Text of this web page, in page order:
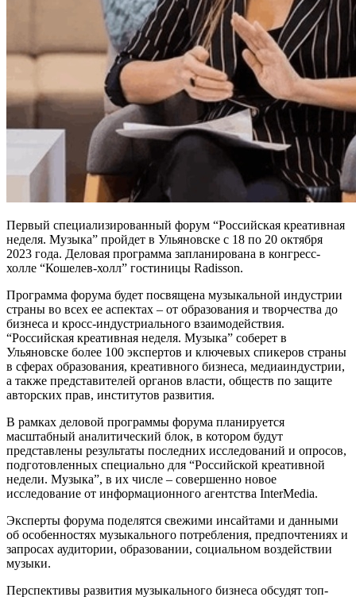
Первый специализированный форум “Российская креативная
неделя. Музыка” пройдет в Ульяновске с 18 по 20 октября
2023 года. Деловая программа запланирована в конгресс-
холле “Кошелев-холл” гостиницы Radisson.
Программа форума будет посвящена музыкальной индустрии
страны во всех ее аспектах – от образования и творчества до
бизнеса и кросс-индустриального взаимодействия.
“Российская креативная неделя. Музыка” соберет в
Ульяновске более 100 экспертов и ключевых спикеров страны
в сферах образования, креативного бизнеса, медиаиндустрии,
а также представителей органов власти, обществ по защите
авторских прав, институтов развития.
В рамках деловой программы форума планируется
масштабный аналитический блок, в котором будут
представлены результаты последних исследований и опросов,
подготовленных специально для “Российской креативной
недели. Музыка”, в их числе – совершенно новое
исследование от информационного агентства InterMedia.
Эксперты форума поделятся свежими инсайтами и данными
об особенностях музыкального потребления, предпочтениях и
запросах аудитории, образовании, социальном воздействии
музыки.
Перспективы развития музыкального бизнеса обсудят топ-